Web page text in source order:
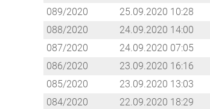
089/2020
25.09.2020 10:28
088/2020
24.09.2020 14:00
087/2020
24.09.2020 07:05
086/2020
23.09.2020 16:16
085/2020
23.09.2020 13:03
084/2020
22.09.2020 18:29